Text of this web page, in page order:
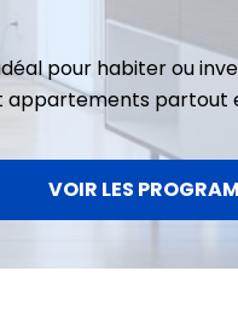
pour habiter ou
appartements partout
VOIR LES